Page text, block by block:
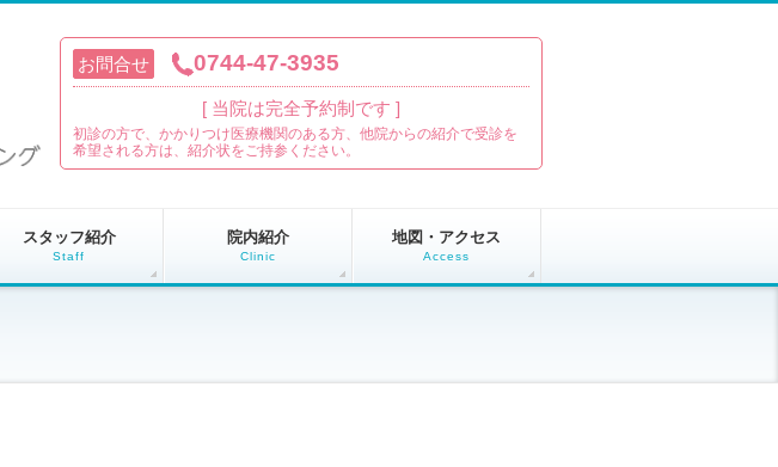
お問合せ 0744-47-3935
[ 当院は完全予約制です ]
初診の方で、かかりつけ医療機関のある方、他院からの紹介で受診を
希望される方は、紹介状をご持参ください。
スタッフ紹介
Staff
院内紹介
Clinic
地図・アクセス
Access